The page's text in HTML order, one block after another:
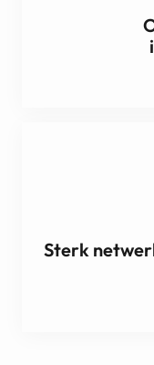
Sterk